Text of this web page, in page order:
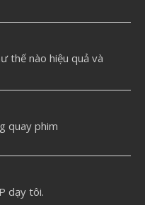
thế nào hiệu quả và
quay phim
dạy tôi.